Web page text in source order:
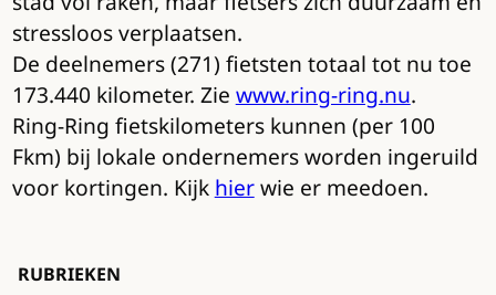
stressloos verplaatsen.
De deelnemers (271) fietsten totaal tot nu toe
173.440 kilometer. Zie www.ring-ring.nu.
Ring-Ring fietskilometers kunnen (per 100
Fkm) bij lokale ondernemers worden ingeruild
voor kortingen. Kijk hierwie er meedoen.
RUBRIEKEN